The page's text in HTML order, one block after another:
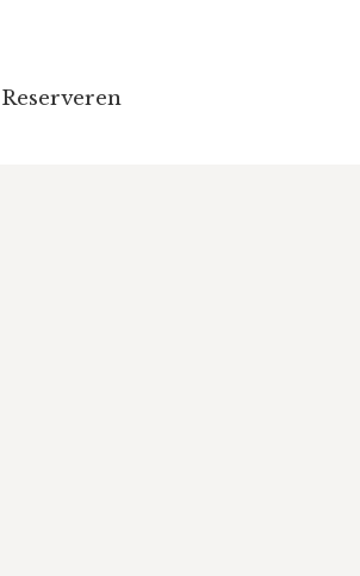
Reserveren
Reserveren